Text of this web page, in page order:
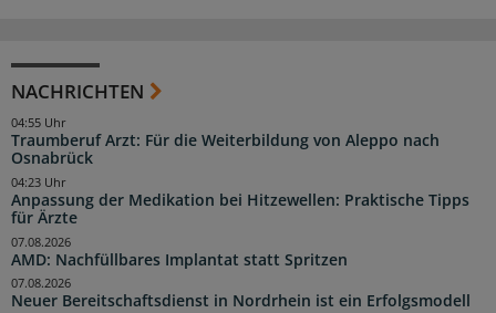
NACHRICHTEN
Traumberuf Arzt: Für die Weiterbildung von Aleppo nach
Osnabrück
04:55 Uhr
Anpassung der Medikation bei Hitzewellen: Praktische Tipps
für Ärzte
04:23 Uhr
AMD: Nachfüllbares Implantat statt Spritzen
07.08.2026
Neuer Bereitschaftsdienst in Nordrhein ist ein Erfolgsmodell
07.08.2026